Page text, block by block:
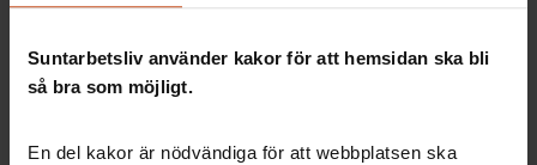
Suntarbetsliv använder kakor för att hemsidan ska bli
så bra som möjligt.
En del kakor är nödvändiga för att webbplatsen ska
Har du inget konto?
Registrera dig här